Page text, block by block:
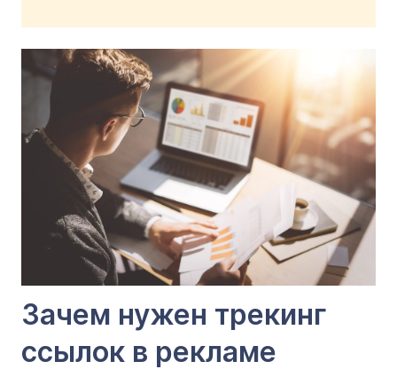
Зачем нужен трекинг
ссылок в рекламе